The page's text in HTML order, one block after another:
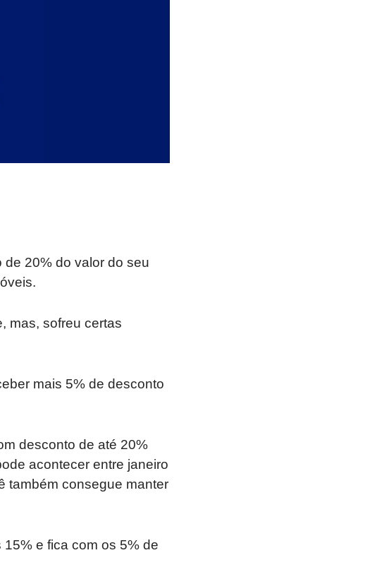
20% do valor do seu
mas, sofreu certas
mais 5% de desconto
desconto de até 20%
acontecer entre janeiro
também consegue manter
e fica com os 5% de